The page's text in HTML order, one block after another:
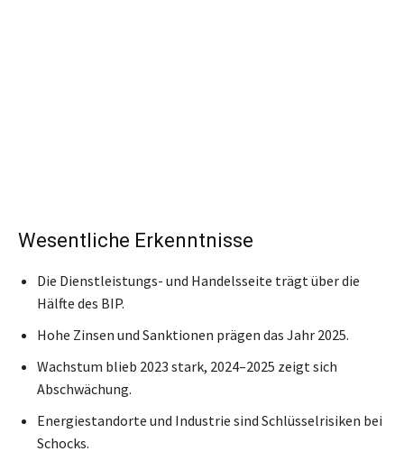
Wesentliche Erkenntnisse
Die Dienstleistungs- und Handelsseite trägt über die
Hälfte des BIP.
Hohe Zinsen und Sanktionen prägen das Jahr 2025.
Wachstum blieb 2023 stark, 2024–2025 zeigt sich
Abschwächung.
Energiestandorte und Industrie sind Schlüsselrisiken bei
Schocks.